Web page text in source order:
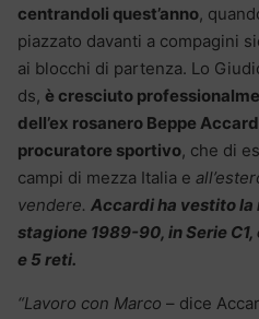
centrandoli quest’anno,
piazzato davanti a compagini
ai blocchi di partenza. Lo
ds, è cresciuto
dell’ex rosanero Beppe
procuratore sportivo, che di
campi di mezza Italia e
vendere. Accardi ha vestito la
stagione 1989-90, in Serie
e 5 reti.
“Lavoro con Marco – dice